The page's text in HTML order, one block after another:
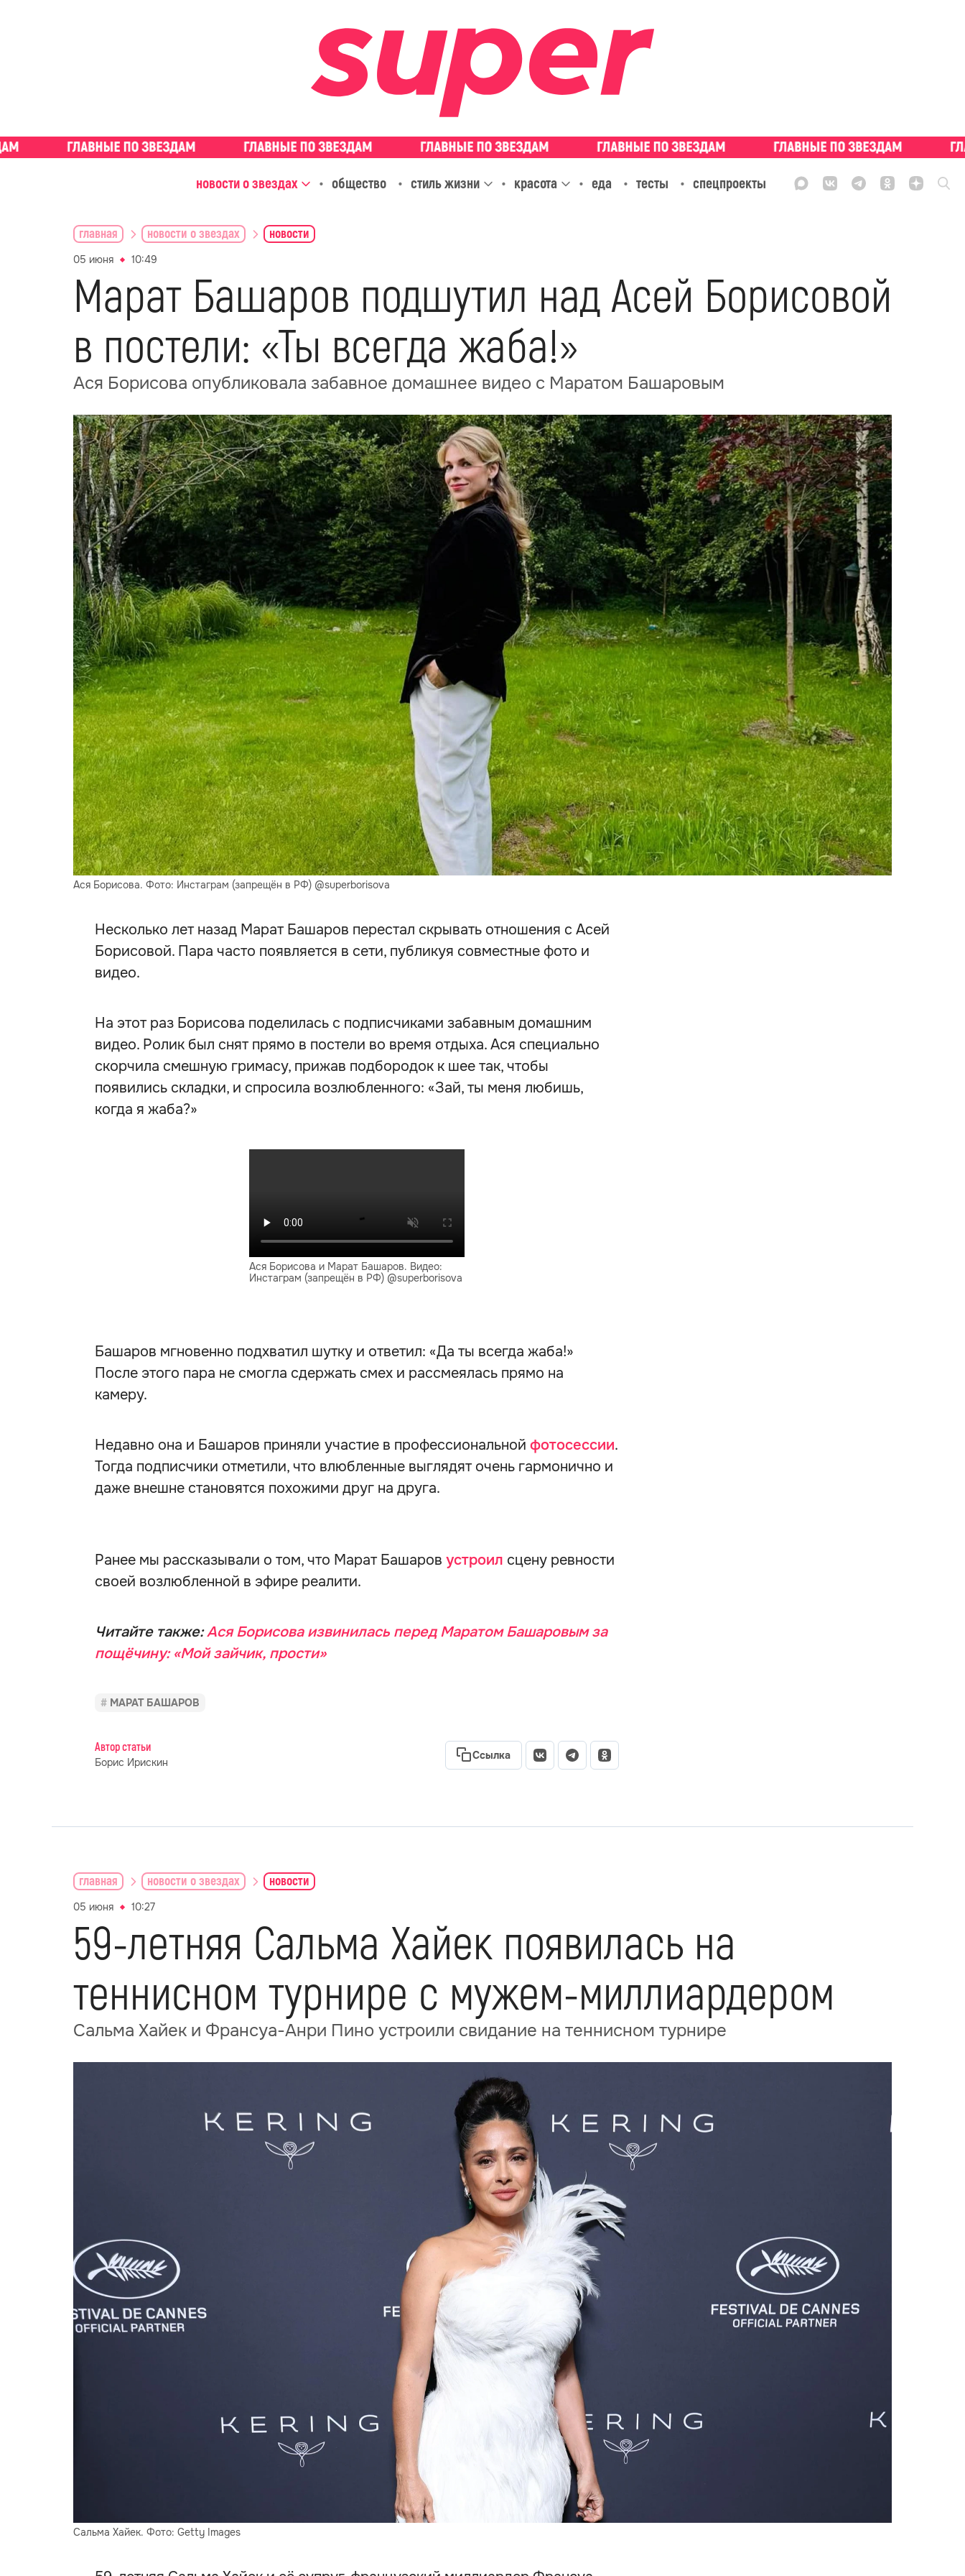
новости о звездах общество стиль жизни красота еда тесты спецпроекты
главная новости о звездах новости
05 июня 10:49
Марат Башаров подшутил над Асей Борисовой
в постели: «Ты всегда жаба!»
Ася Борисова опубликовала забавное домашнее видео с Маратом Башаровым
Ася Борисова. Фото: Инстаграм (запрещён в РФ) @superborisova
Несколько лет назад Марат Башаров перестал скрывать отношения с Асей
Борисовой. Пара часто появляется в сети, публикуя совместные фото и
видео.
На этот раз Борисова поделилась с подписчиками забавным домашним
видео. Ролик был снят прямо в постели во время отдыха. Ася специально
скорчила смешную гримасу, прижав подбородок к шее так, чтобы
появились складки, и спросила возлюбленного: «Зай, ты меня любишь,
когда я жаба?»
Ася Борисова и Марат Башаров. Видео:
Инстаграм (запрещён в РФ) @superborisova
Башаров мгновенно подхватил шутку и ответил: «Да ты всегда жаба!»
После этого пара не смогла сдержать смех и рассмеялась прямо на
камеру.
Недавно она и Башаров приняли участие в профессиональной фотосессии.
Тогда подписчики отметили, что влюбленные выглядят очень гармонично и
даже внешне становятся похожими друг на друга.
Ранее мы рассказывали о том, что Марат Башаров устроил сцену ревности
своей возлюбленной в эфире реалити.
Читайте также:Ася Борисова извинилась перед Маратом Башаровым за
пощёчину: «Мой зайчик, прости»
МАРАТ БАШАРОВ
Автор статьи
Борис Ирискин
Ссылка
главная новости о звездах новости
05 июня 10:27
59-летняя Сальма Хайек появилась на
теннисном турнире с мужем-миллиардером
Сальма Хайек и Франсуа-Анри Пино устроили свидание на теннисном турнире
Сальма Хайек. Фото: Getty Images